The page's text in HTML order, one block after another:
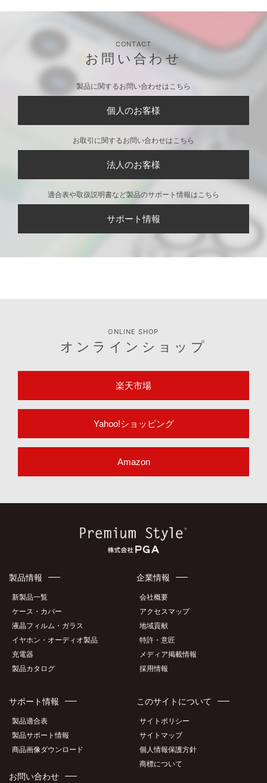
CONTACT
お問い合わせ
製品に関するお問い合わせはこちら
個人のお客様
お取引に関するお問い合わせはこちら
法人のお客様
適合表や取扱説明書など製品のサポート情報はこちら
サポート情報
ONLINE SHOP
オンラインショップ
楽天市場
Yahoo!ショッピング
Amazon
製品情報
新製品一覧
ケース・カバー
液晶フィルム・ガラス
イヤホン・オーディオ製品
充電器
製品カタログ
企業情報
会社概要
アクセスマップ
地域貢献
特許・意匠
メディア掲載情報
採用情報
サポート情報
製品適合表
製品サポート情報
商品画像ダウンロード
お問い合わせ
このサイトについて
サイトポリシー
サイトマップ
個人情報保護方針
商標について